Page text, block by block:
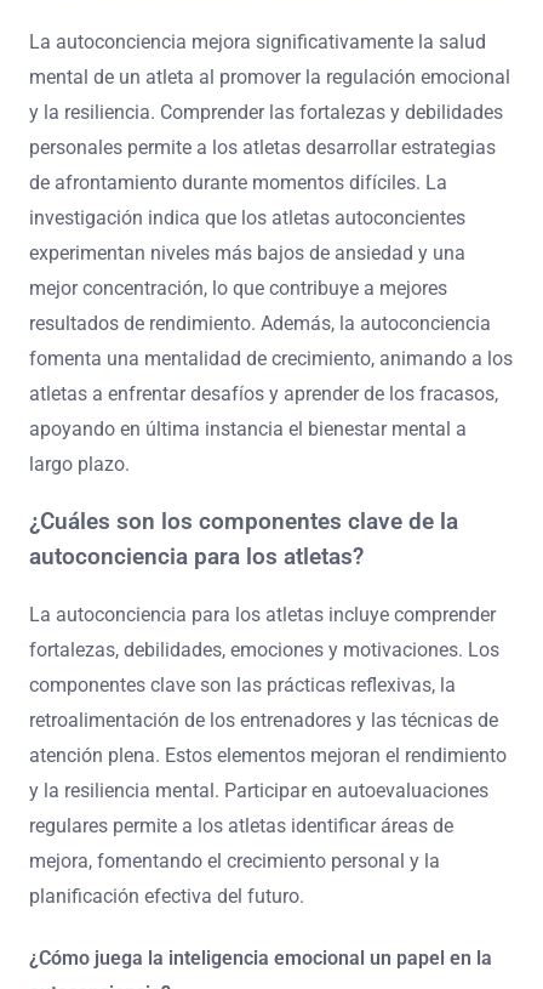
La autoconciencia mejora significativamente la salud
mental de un atleta al promover la regulación emocional
y la resiliencia. Comprender las fortalezas y debilidades
personales permite a los atletas desarrollar estrategias
de afrontamiento durante momentos difíciles. La
investigación indica que los atletas autoconcientes
experimentan niveles más bajos de ansiedad y una
mejor concentración, lo que contribuye a mejores
resultados de rendimiento. Además, la autoconciencia
fomenta una mentalidad de crecimiento, animando a los
atletas a enfrentar desafíos y aprender de los fracasos,
apoyando en última instancia el bienestar mental a
largo plazo.
¿Cuáles son los componentes clave de la
autoconciencia para los atletas?
La autoconciencia para los atletas incluye comprender
fortalezas, debilidades, emociones y motivaciones. Los
componentes clave son las prácticas reflexivas, la
retroalimentación de los entrenadores y las técnicas de
atención plena. Estos elementos mejoran el rendimiento
y la resiliencia mental. Participar en autoevaluaciones
regulares permite a los atletas identificar áreas de
mejora, fomentando el crecimiento personal y la
planificación efectiva del futuro.
¿Cómo juega la inteligencia emocional un papel en la